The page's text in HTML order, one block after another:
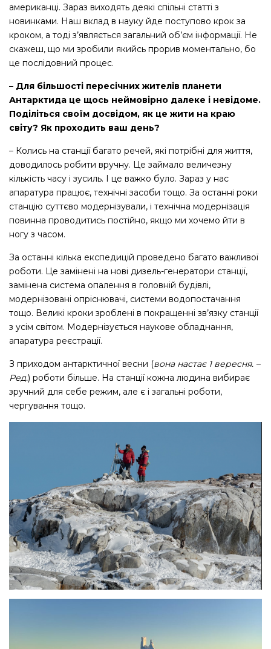
американці. Зараз виходять деякі спільні статті з
новинками. Наш вклад в науку йде поступово крок за
кроком, а тоді з’являється загальний об’єм інформації. Не
скажеш, що ми зробили якийсь прорив моментально, бо
це послідовний процес.
– Для більшості пересічних жителів планети
Антарктида це щось неймовірно далеке і невідоме.
Поділіться своїм досвідом, як це жити на краю
світу? Як проходить ваш день?
– Колись на станції багато речей, які потрібні для життя,
доводилось робити вручну. Це займало величезну
кількість часу і зусиль. І це важко було. Зараз у нас
апаратура працює, технічні засоби тощо. За останні роки
станцію суттєво модернізували, і технічна модернізація
повинна проводитись постійно, якщо ми хочемо йти в
ногу з часом.
За останні кілька експедицій проведено багато важливої
роботи. Це замінені на нові дизель-генератори станції,
замінена система опалення в головній будівлі,
модернізовані опріснювачі, системи водопостачання
тощо. Великі кроки зроблені в покращенні зв’язку станції
з усім світом. Модернізується наукове обладнання,
апаратура реєстрації.
З приходом антарктичної весни (вона настає 1 вересня. –
Ред.) роботи більше. На станції кожна людина вибирає
зручний для себе режим, але є і загальні роботи,
чергування тощо.